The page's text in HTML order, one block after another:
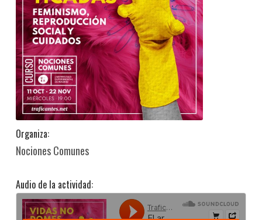
Organiza:
Nociones Comunes
Audio de la actividad: